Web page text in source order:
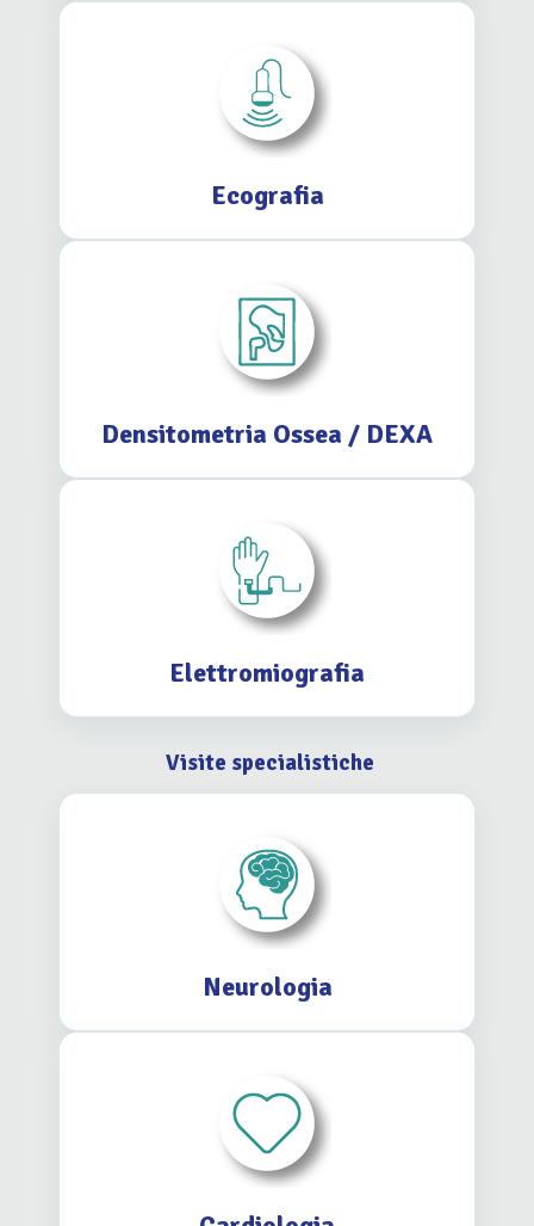
Ecografia
Densitometria Ossea / DEXA
Elettromiografia
Visite specialistiche
Neurologia